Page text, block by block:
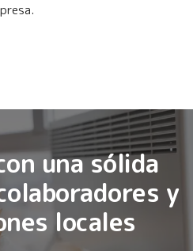
una sólida
y
locales